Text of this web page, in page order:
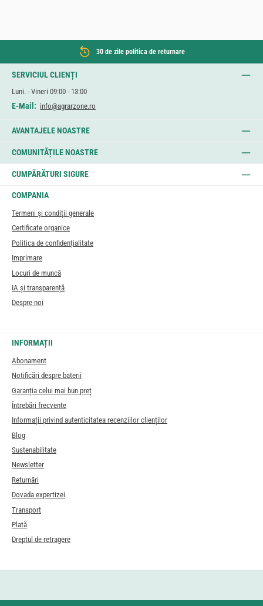
30 de zile politica de returnare
SERVICIUL CLIENȚI
Luni. - Vineri 09:00 - 13:00
E-Mail: info@agrarzone.ro
AVANTAJELE NOASTRE
COMUNITĂȚILE NOASTRE
CUMPĂRĂTURI SIGURE
COMPANIA
Termeni și condiții generale
Certificate organice
Politica de confidențialitate
Imprimare
Locuri de muncă
IA și transparență
Despre noi
INFORMAȚII
Abonament
Notificări despre baterii
Garanția celui mai bun preț
Întrebări frecvente
Informații privind autenticitatea recenziilor clienților
Blog
Sustenabilitate
Newsletter
Returnări
Dovada expertizei
Transport
Plată
Dreptul de retragere